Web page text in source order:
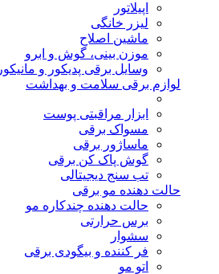
اپیلاتور
لیزر خانگی
ماشین اصلاح
موزن بینی، گوش و ابرو
وسایل برقی پدیکور و مانیکور
لوازم برقی سلامت و بهداشت
ابزار مراقبتی پوست
مسواک برقی
ماساژور برقی
گوش پاک کن برقی
تب سنج دیجیتالی
حالت دهنده مو برقی
حالت دهنده چندکاره مو
برس حرارتی
سشوار
فر کننده و بیگودی برقی
اتو مو